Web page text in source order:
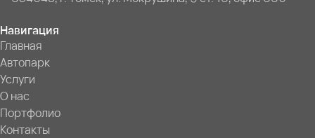
Навигация
Главная
Автопарк
Услуги
О нас
Портфолио
Контакты